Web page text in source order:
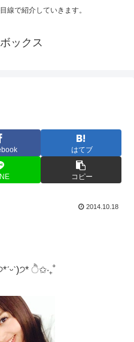
線で紹介していきます。
ックス
はてブ
コピー
2014.10.18
ੈ✩‧₊˚